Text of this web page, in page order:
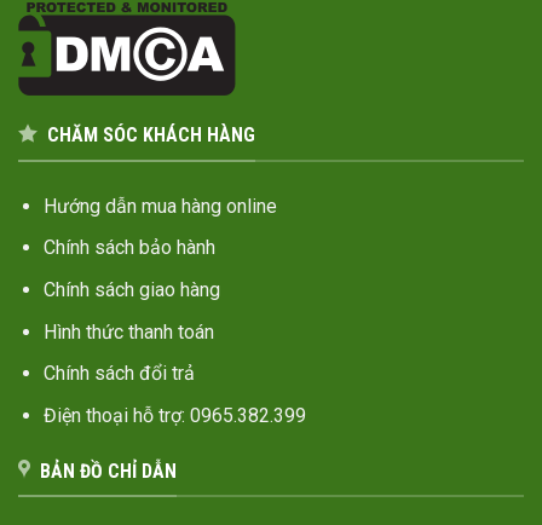
CHĂM SÓC KHÁCH HÀNG
Hướng dẫn mua hàng online
Chính sách bảo hành
Chính sách giao hàng
Hình thức thanh toán
Chính sách đổi trả
Điện thoại hỗ trợ: 0965.382.399
BẢN ĐỒ CHỈ DẪN